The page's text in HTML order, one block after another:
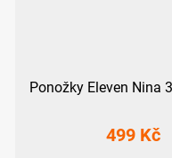
Ponožky Eleven Nina
499 Kč